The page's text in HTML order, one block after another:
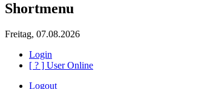
Shortmenu
Freitag, 07.08.2026
Login
[ ? ] User Online
Logout